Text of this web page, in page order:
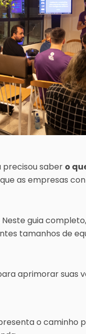
saber o
as empresas
Neste guia
tamanhos de
aprimorar suas
o caminho